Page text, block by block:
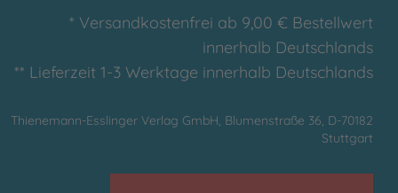
* Versandkostenfrei ab 9,00 € Bestellwert
innerhalb Deutschlands
** Lieferzeit 1-3 Werktage innerhalb Deutschlands
Thienemann-Esslinger Verlag GmbH, Blumenstraße 36, D-70182
Stuttgart